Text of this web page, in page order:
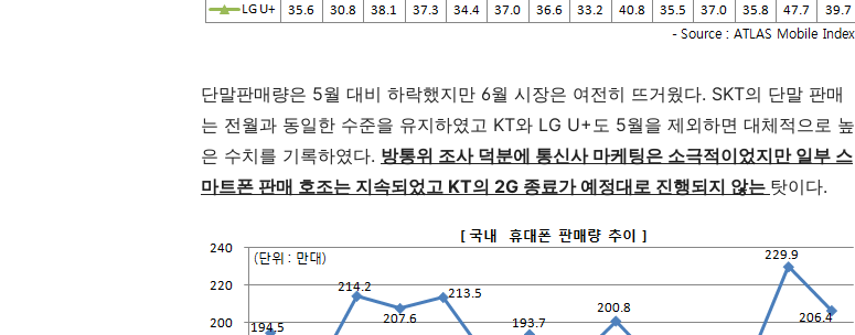
단말판매량은 5월 대비 하락했지만 6월 시장은 여전히 뜨거웠다. SKT의 단말 판매
는 전월과 동일한 수준을 유지하였고 KT와 LG U+도 5월을 제외하면 대체적으로 높
은 수치를 기록하였다. 방통위 조사 덕분에 통신사 마케팅은 소극적이었지만 일부 스
마트폰 판매 호조는 지속되었고 KT의 2G 종료가 예정대로 진행되지 않는 탓이다.